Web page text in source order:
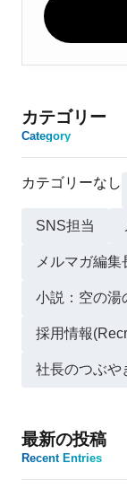
カテゴリー
Category
カテゴリーなし
SNS担当
メルマガ編集
小説：空の湯
採用情報
社長のつぶや
最新の投稿
Recent Entries